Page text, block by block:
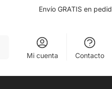
Envío GRATIS en
Mi cuenta Contacto